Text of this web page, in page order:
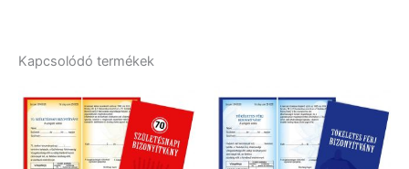
Kapcsolódó termékek